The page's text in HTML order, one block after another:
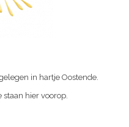
in hartje Oostende.
hier voorop.